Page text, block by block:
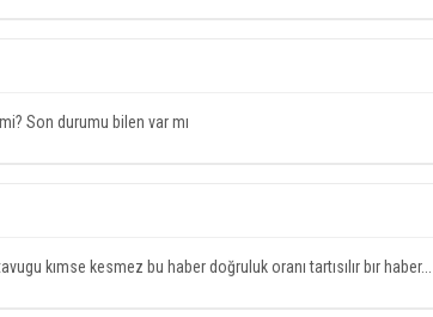
Son durumu bilen var mı
kımse kesmez bu haber doğruluk oranı tartısılır bır haber...